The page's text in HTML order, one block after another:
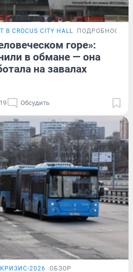
В CROCUS CITY HALL ПОДРОБНОСТИ
горе»:
в обмане — она
на завалах
Обсудить
КРИЗИС-2026 ОБЗОР